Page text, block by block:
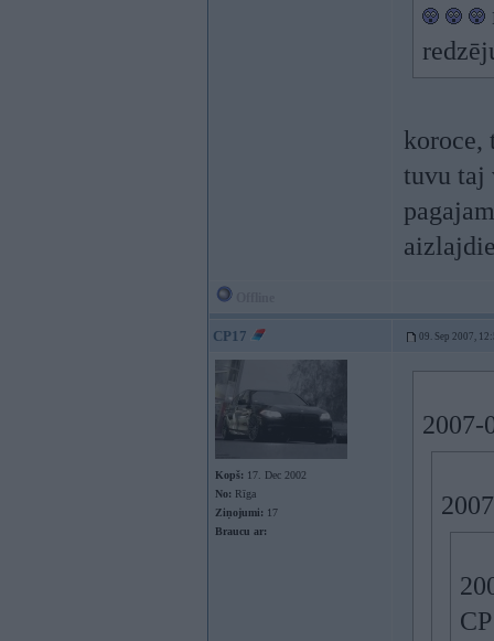
koroce,
tuvu taj
CP17 09. Sep 2007,
Kopš: 17. Dec 2002
No: Rīga
Ziņojumi: 17
Braucu ar:
2007-